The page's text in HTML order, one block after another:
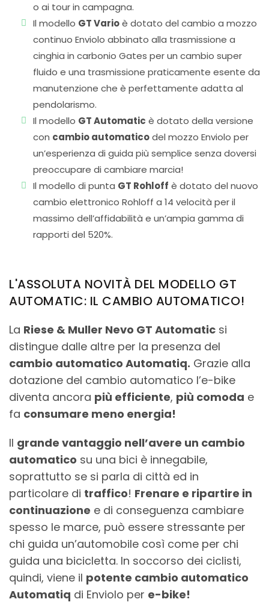
o ai tour in campagna.
Il modello GT Varioè dotato del cambio a mozzo
continuo Enviolo abbinato alla trasmissione a
cinghia in carbonio Gates per un cambio super
fluido e una trasmissione praticamente esente da
manutenzione che è perfettamente adatta al
pendolarismo.
Il modello GT Automatic è dotato della versione
con cambio automaticodel mozzo Enviolo per
un’esperienza di guida più semplice senza doversi
preoccupare di cambiare marcia!
Il modello di punta GT Rohloff è dotato del nuovo
cambio elettronico Rohloff a 14 velocità per il
massimo dell’affidabilità e un’ampia gamma di
rapporti del 520%.
L'ASSOLUTA NOVITÀ DEL MODELLO GT
AUTOMATIC: IL CAMBIO AUTOMATICO!
La Riese & Muller Nevo GT Automatic si
distingue dalle altre per la presenza del
cambio automatico Automatiq. Grazie alla
dotazione del cambio automatico l’e-bike
diventa ancora più efficiente, più comoda e
fa consumare meno energia!
Il grande vantaggio nell’avere un cambio
automatico su una bici è innegabile,
soprattutto se si parla di città ed in
particolare di traffico! Frenare e ripartire in
continuazione e di conseguenza cambiare
spesso le marce, può essere stressante per
chi guida un’automobile così come per chi
guida una bicicletta. In soccorso dei ciclisti,
quindi, viene il potente cambio automatico
Automatiq di Enviolo per e-bike!